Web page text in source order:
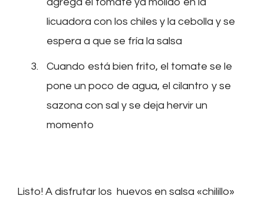
licuadora con los chiles y la cebolla y se
espera a que se fría la salsa
Cuando está bien frito, el tomate se le
pone un poco de agua, el cilantro y se
sazona con sal y se deja hervir un
momento
Listo! A disfrutar los huevos en salsa «chilillo»